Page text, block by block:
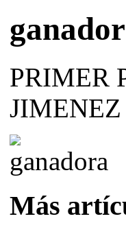
PRIMER
JIMENEZ
Más